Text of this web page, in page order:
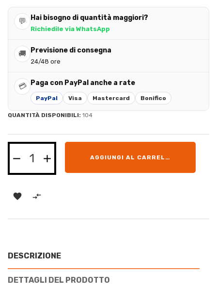
💬 Hai bisogno di quantità maggiori?
Richiedile via WhatsApp
🚚 Previsione di consegna
24/48 ore
💳 Paga con PayPal anche a rate
PayPal Visa Mastercard Bonifico
QUANTITÀ DISPONIBILI: 104
AGGIUNGI AL CARRELLO
 
DESCRIZIONE
DETTAGLI DEL PRODOTTO